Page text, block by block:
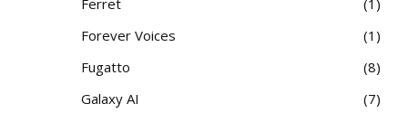
Forever Voices
1
Fugatto
8
Galaxy AI
7